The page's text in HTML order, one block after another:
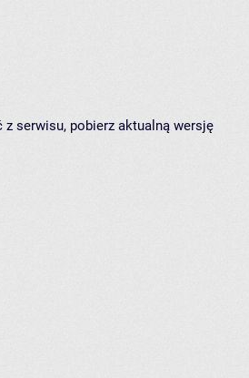
z serwisu, pobierz aktualną wersję